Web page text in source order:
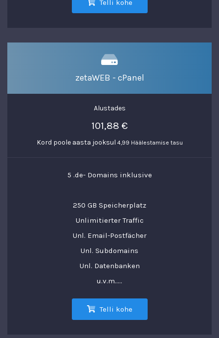
Telli kohe
zetaWEB - cPanel
Alustades
101,88 €
Kord poole aasta jooksul 4,99 Häälestamise tasu
5 .de- Domains inklusive
250 GB Speicherplatz
Unlimitierter Traffic
Unl. Email-Postfächer
Unl. Subdomains
Unl. Datenbanken
u.v.m.....
Telli kohe